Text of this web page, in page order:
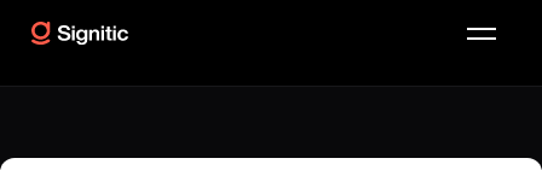
Qual è il software più adatto alla tua azienda? Vuoi
confrontare Hubspot Generator con Xink? Scopri un'analisi